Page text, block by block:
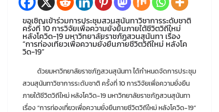
ขอเชิญเข้าร่วมการประชุมสวนสุนันทาวิชาการระดับชาติ
ครั้งที่ 10 การวิจัยเพื่อความยั่งยืนภายใต้ชีวิตวิถีใหม่
หลังโควิด-19 มหาวิทยาลัยราชภัฏสวนสุนันทา เรื่อง
“การท่องเที่ยวเพื่อความยั่งยืนภายชีวิตวิถีใหม่ หลังโค
วิด-19”
ด้วยมหาวิทยาลัยราชภัฏสวนสุนันทา ได้กำหนดจัดการประชุม
สวนสุนันทาวิชาการระดับชาติ ครั้งที่ 10 การวิจัยเพื่อความยั่งยืน
ภายใต้ชีวิตวิถีใหม่ หลังโควิด-19 มหาวิทยาลัยราชภัฏสวนสุนันทา
เรื่อง “การท่องเที่ยวเพื่อความยั่งยืนภายชีวิตวิถีใหม่ หลังโควิด-19”